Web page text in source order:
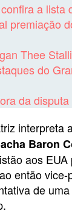
a lista
premiação
Thee
do
da
interpreta
Baron
aos EUA
então vice-
de